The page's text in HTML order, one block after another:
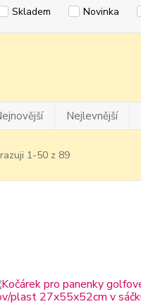
Skladem Novinka
Nejlevnější
1-50 z 89